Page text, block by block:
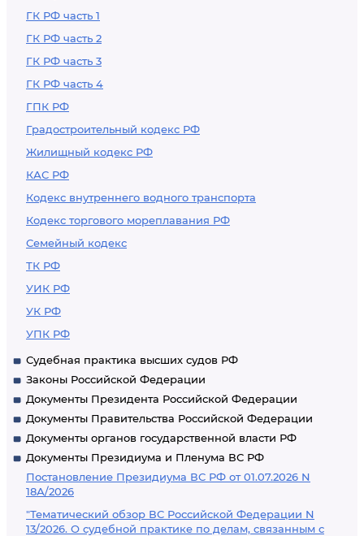
ГК РФ часть 1
ГК РФ часть 2
ГК РФ часть 3
ГК РФ часть 4
ГПК РФ
Градостроительный кодекс РФ
Жилищный кодекс РФ
КАС РФ
Кодекс внутреннего водного транспорта
Кодекс торгового мореплавания РФ
Семейный кодекс
ТК РФ
УИК РФ
УК РФ
УПК РФ
Судебная практика высших судов РФ
Законы Российской Федерации
Документы Президента Российской Федерации
Документы Правительства Российской Федерации
Документы органов государственной власти РФ
Документы Президиума и Пленума ВС РФ
Постановление Президиума ВС РФ от 01.07.2026 N
18А/2026
"Тематический обзор ВС Российской Федерации N
13/2026. О судебной практике по делам, связанным с